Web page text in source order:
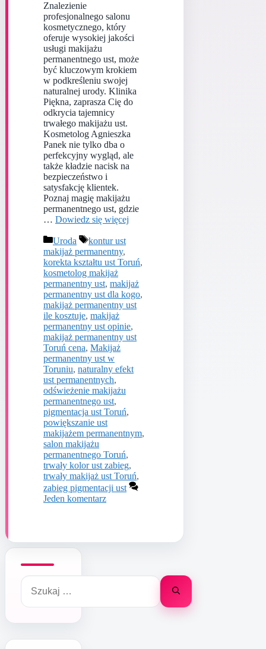
Znalezienie
profesjonalnego salonu
kosmetycznego, który
oferuje wysokiej jakości
usługi makijażu
permanentnego ust, może
być kluczowym krokiem
w podkreśleniu swojej
naturalnej urody. Klinika
Piękna, zaprasza Cię do
odkrycia tajemnicy
trwałego makijażu ust.
Kosmetolog Agnieszka
Panek nie tylko dba o
perfekcyjny wygląd, ale
także kładzie nacisk na
bezpieczeństwo i
satysfakcję klientek.
Poznaj magię makijażu
permanentnego ust, gdzie
… Dowiedz się więcej
Kategorie
Uroda Tagi
kontur ust
makijaż permanentny,
korekta kształtu ust Toruń,
kosmetolog makijaż
permanentny ust, makijaż
permanentny ust dla kogo,
makijaż permanentny ust
ile kosztuje, makijaż
permanentny ust opinie,
makijaż permanentny ust
Toruń cena, Makijaż
permanentny ust w
Toruniu, naturalny efekt
ust permanentnych,
odświeżenie makijażu
permanentnego ust,
pigmentacja ust Toruń,
powiększanie ust
makijażem permanentnym,
salon makijażu
permanentnego Toruń,
trwały kolor ust zabieg,
trwały makijaż ust Toruń,
zabieg pigmentacji ust
Jeden komentarz
Szukaj: